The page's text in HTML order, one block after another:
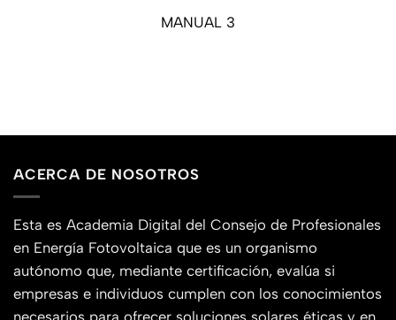
MANUAL 3
ACERCA DE NOSOTROS
Esta es Academia Digital del Consejo de Profesionales
en Energía Fotovoltaica que es un organismo
autónomo que, mediante certificación, evalúa si
empresas e individuos cumplen con los conocimientos
necesarios para ofrecer soluciones solares éticas y en